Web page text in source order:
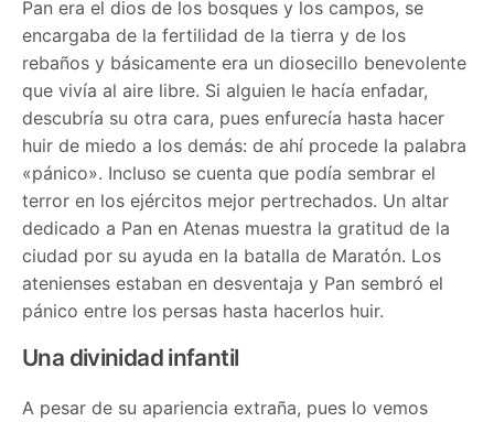
Pan era el dios de los bosques y los campos, se
encargaba de la fertilidad de la tierra y de los
rebaños y básicamente era un diosecillo benevolente
que vivía al aire libre. Si alguien le hacía enfadar,
descubría su otra cara, pues enfurecía hasta hacer
huir de miedo a los demás: de ahí procede la palabra
«pánico». Incluso se cuenta que podía sembrar el
terror en los ejércitos mejor pertrechados. Un altar
dedicado a Pan en Atenas muestra la gratitud de la
ciudad por su ayuda en la batalla de Maratón. Los
atenienses estaban en desventaja y Pan sembró el
pánico entre los persas hasta hacerlos huir.
Una divinidad infantil
A pesar de su apariencia extraña, pues lo vemos